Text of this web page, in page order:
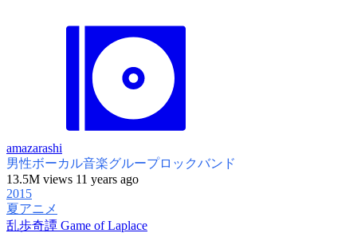
amazarashi
男性ボーカル音楽グループロックバンド
13.5M views 11 years ago
2015
夏アニメ
乱歩奇譚 Game of Laplace